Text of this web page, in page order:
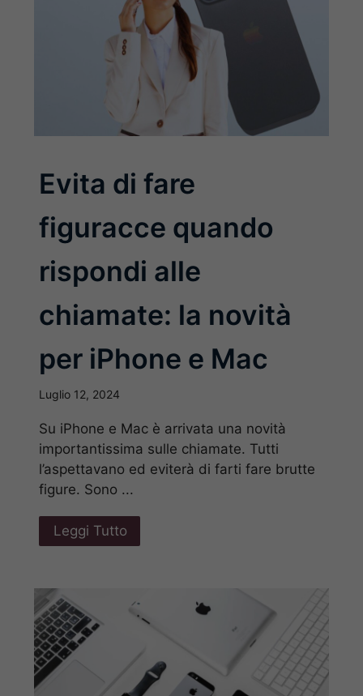
Evita di fare
figuracce quando
rispondi alle
chiamate: la novità
per iPhone e Mac
Luglio 12, 2024
Su iPhone e Mac è arrivata una novità
importantissima sulle chiamate. Tutti
l’aspettavano ed eviterà di farti fare brutte
figure. Sono ...
Leggi Tutto